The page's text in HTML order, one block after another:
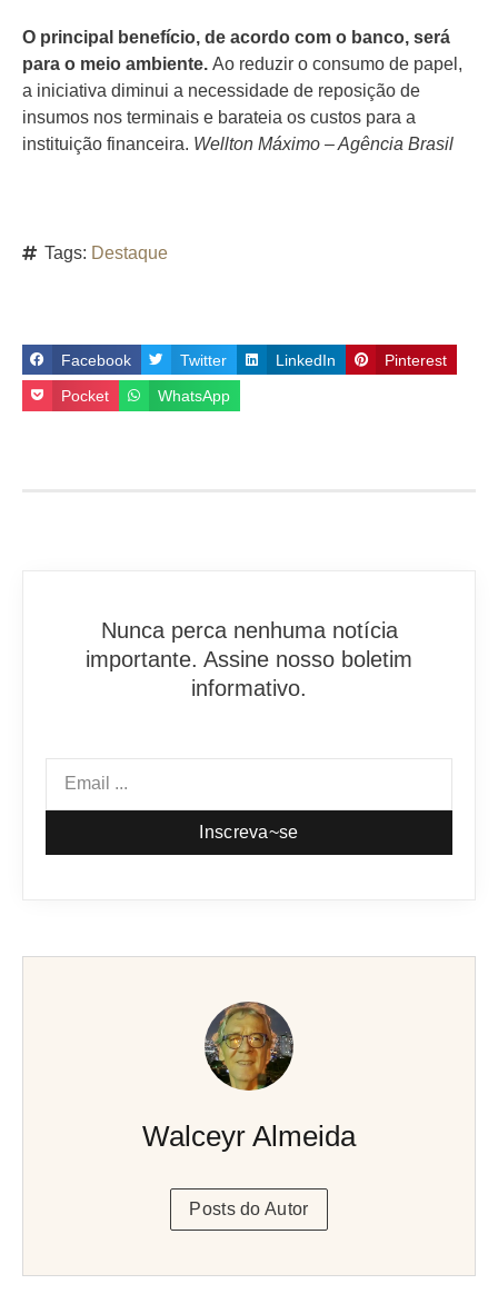
O principal benefício, de acordo com o banco, será
para o meio ambiente. Ao reduzir o consumo de papel,
a iniciativa diminui a necessidade de reposição de
insumos nos terminais e barateia os custos para a
instituição financeira. Wellton Máximo – Agência Brasil
Tags: Destaque
Facebook Twitter LinkedIn Pinterest
Pocket WhatsApp
Nunca perca nenhuma notícia
importante. Assine nosso boletim
informativo.
Inscreva~se
Walceyr Almeida
Posts do Autor